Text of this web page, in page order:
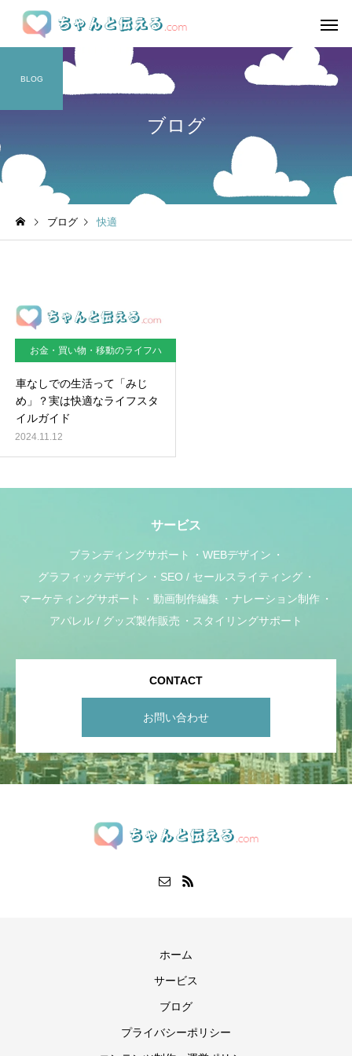
ブログ
BLOG
ブログ 快適
お金・買い物・移動のライフハ
車なしでの生活って「みじ
め」？実は快適なライフスタ
イルガイド
2024.11.12
サービス
ブランディングサポート
WEBデザイン
グラフィックデザイン
SEO / セールスライティング
マーケティングサポート
動画制作編集
ナレーション制作
アパレル / グッズ製作販売
スタイリングサポート
CONTACT
お問い合わせ
ホーム
サービス
ブログ
プライバシーポリシー